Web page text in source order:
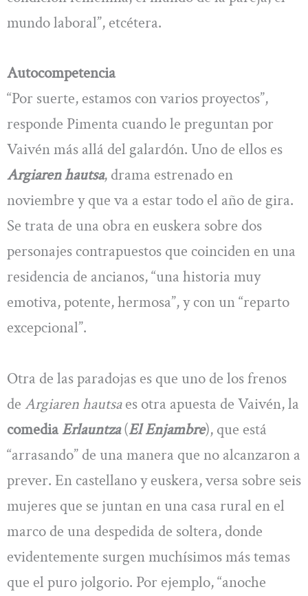
mundo laboral”, etcétera.
Autocompetencia
“Por suerte, estamos con varios proyectos”,
responde Pimenta cuando le preguntan por
Vaivén más allá del galardón. Uno de ellos es
Argiaren hautsa, drama estrenado en
noviembre y que va a estar todo el año de gira.
Se trata de una obra en euskera sobre dos
personajes contrapuestos que coinciden en una
residencia de ancianos, “una historia muy
emotiva, potente, hermosa”, y con un “reparto
excepcional”.
Otra de las paradojas es que uno de los frenos
de Argiaren hautsaes otra apuesta de Vaivén, la
comediaErlauntza(El Enjambre), que está
“arrasando” de una manera que no alcanzaron a
prever. En castellano y euskera, versa sobre seis
mujeres que se juntan en una casa rural en el
marco de una despedida de soltera, donde
evidentemente surgen muchísimos más temas
que el puro jolgorio. Por ejemplo, “anoche